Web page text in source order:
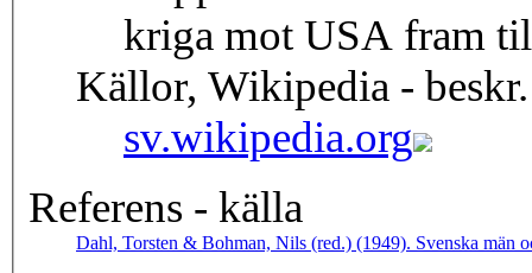
kriga mot USA fram
Källor, Wikipedia -
sv.wikipedia.org
Referens - källa
Dahl, Torsten & Bohman, Nils (red.) (1949). Svenska män